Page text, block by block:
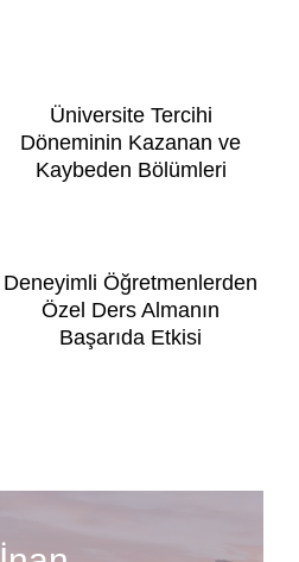
Üniversite Tercihi
Döneminin Kazanan ve
Kaybeden Bölümleri
Deneyimli Öğretmenlerden
Özel Ders Almanın
Başarıda Etkisi